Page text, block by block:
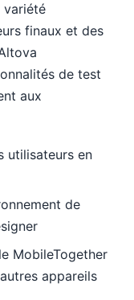
variété
finaux et des
de test
aux
utilisateurs en
de
MobileTogether
appareils